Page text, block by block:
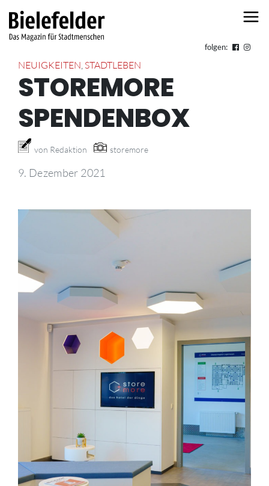
folgen:
NEUIGKEITEN, STADTLEBEN
STOREMORE
SPENDENBOX
von Redaktion storemore
9. Dezember 2021